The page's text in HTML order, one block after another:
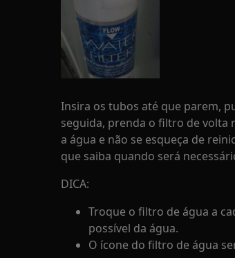
Insira os tubos até que parem,
seguida, prenda o filtro de volta
a água e não se esqueça de
que saiba quando será
DICA:
Troque o filtro de água a
possível da água.
O ícone do filtro de água